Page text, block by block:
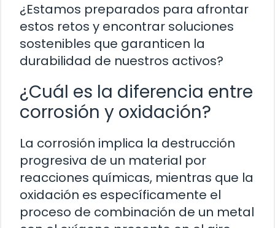
¿Estamos preparados para afrontar
estos retos y encontrar soluciones
sostenibles que garanticen la
durabilidad de nuestros activos?
¿Cuál es la diferencia entre
corrosión y oxidación?
La corrosión implica la destrucción
progresiva de un material por
reacciones químicas, mientras que la
oxidación es específicamente el
proceso de combinación de un metal